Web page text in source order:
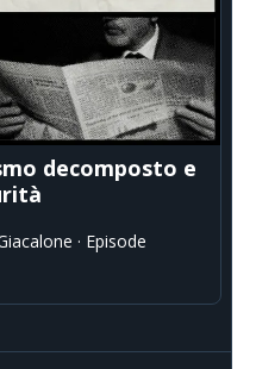
decomposto e
· Episode